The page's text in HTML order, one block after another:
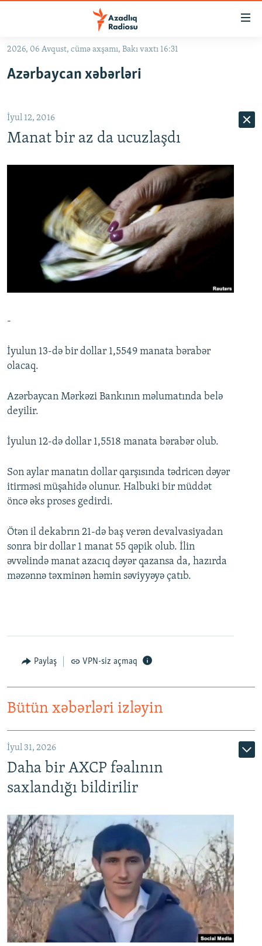
Əsas
qayıt
qayıt
Axtarışa
#ƏSLINDƏ
QANUNI DOĞRU
MULTIMEDIA
FOTOQALEREYA
İNFOQRAFIKA
KARIKATURA
RADIO ARXIV
OXU ZALI
AZƏRBAYCAN ƏDƏBIYYATI KITABXANASI
İSLAM VƏ DEMOKRATIYA
HAQQIMIZDA
MISSIYAMIZ
PEŞƏ ETIKASI VƏ JURNALISTIKA STANDARTLARIMIZ
2026, 06 Avqust, cümə axşamı, Bakı vaxtı 16:31
Azərbaycan xəbərləri
İyul 12, 2016
Manat bir az da ucuzlaşdı
-
İyulun 13-də bir dollar 1,5549 manata bərabər
olacaq.
Azərbaycan Mərkəzi Bankının məlumatında belə
deyilir.
İyulun 12-də dollar 1,5518 manata bərabər olub.
Son aylar manatın dollar qarşısında tədricən dəyər
itirməsi müşahidə olunur. Halbuki bir müddət
öncə əks proses gedirdi.
Ötən il dekabrın 21-də baş verən devalvasiyadan
sonra bir dollar 1 manat 55 qəpik olub. İlin
əvvəlində manat azacıq dəyər qazansa da, hazırda
məzənnə təxminən həmin səviyyəyə çatıb.
Paylaş VPN-siz açmaq
Bütün xəbərləri izləyin
İyul 31, 2026
Daha bir AXCP fəalının
saxlandığı bildirilir